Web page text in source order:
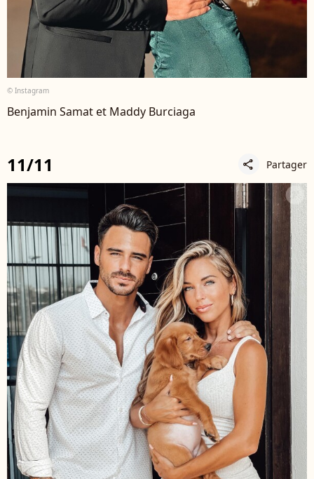
© Instagram
Benjamin Samat et Maddy Burciaga
11/11 share Partager